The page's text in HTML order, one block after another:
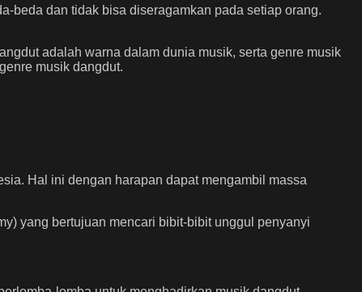
beda dan tidak bisa diseragamkan pada setiap orang.
adalah warna dalam dunia musik, serta genre musik
musik dangdut.
Hal ini dengan harapan dapat mengambil massa
yang bertujuan mencari bibit-bibit unggul penyanyi